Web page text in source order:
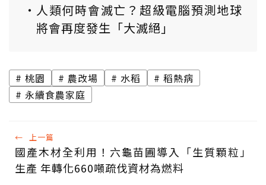
人類何時會滅亡？超級電腦預測地球
將會再度發生「大滅絕」
桃園 農改場 水稻
稻熱病
永續食農家庭
← 上一篇
國產木材全利用！六龜苗圃導入「生質顆粒」
生產 年轉化660噸疏伐資材為燃料